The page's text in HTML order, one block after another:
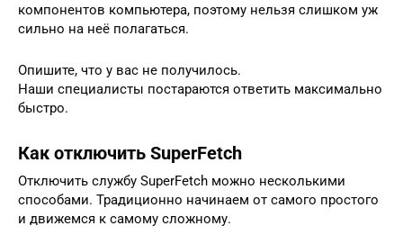
компонентов компьютера, поэтому нельзя слишком уж
сильно на неё полагаться.
Опишите, что у вас не получилось.
Наши специалисты постараются ответить максимально
быстро.
Как отключить SuperFetch
Отключить службу SuperFetch можно несколькими
способами. Традиционно начинаем от самого простого
и движемся к самому сложному.